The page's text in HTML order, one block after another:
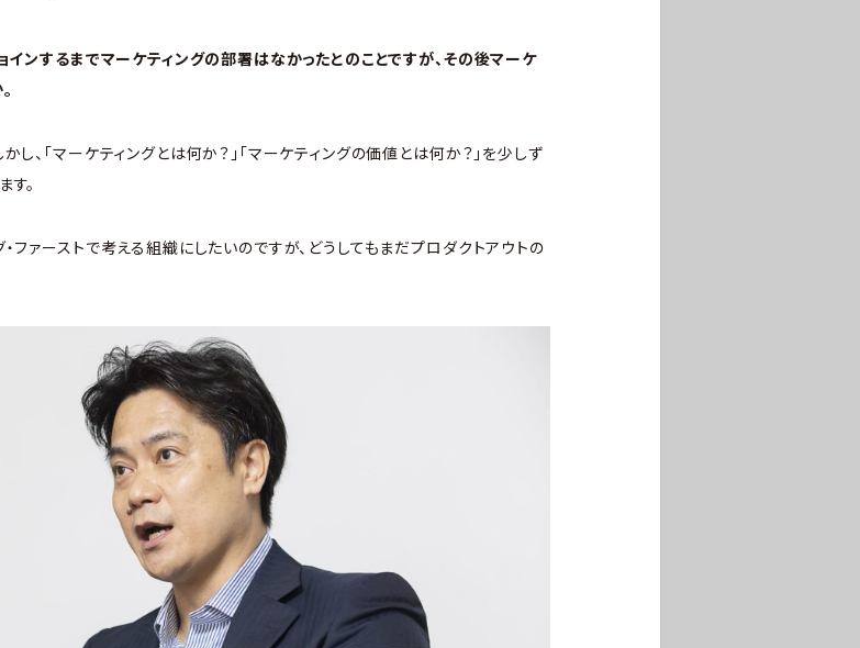
インするまでマーケティングの部署はなかったとのことですが、その後マーケ
、「マーケティングとは何か？」「マーケティングの価値とは何か？」を少しず
。
ファーストで考える組織にしたいのですが、どうしてもまだプロダクトアウトの